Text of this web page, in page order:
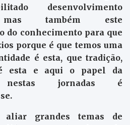
desenvolvimento
mas também este
do conhecimento para que
porque é que temos uma
é esta, que tradição,
esta e aqui o papel da
nestas jornadas é
grandes temas de